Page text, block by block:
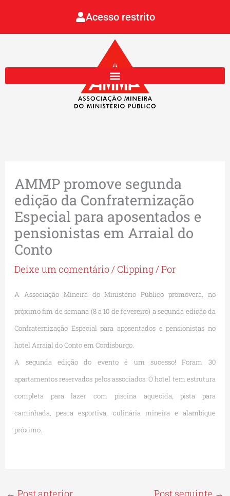
Acesso restrito
AMMP promove segunda
edição da Confraternização
Especial para aposentados e
pensionistas em Arraial do
Conto
Deixe um comentário/ Clipping/ Por
A Associação Mineira do Ministério Público promoverá, no
próximo fim de semana (8 a 10 de fevereiro) a segunda edição da
Confraternização Especial para aposentados e pensionistas no
hotel Arraial do Conto em Cordisburgo.
A segunda edição do evento é um sucesso! Foram 30
apartamentos reservados pelos associados. O hotel tem estrutura
completa para lazer com piscina aquecida, pista para
caminhada, pesca esportiva, culinária mineira e alambique
próximo.